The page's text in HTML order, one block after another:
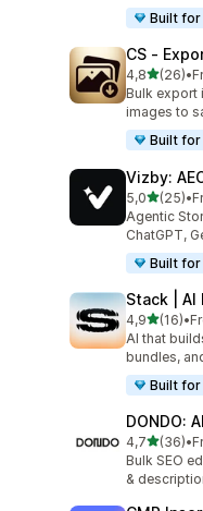
Built
CS ‑
4,85 yıldız
(26)
toplam 26•
Bulk export
images to
Built
Vizby:
5,05 yıldız
(25)
toplam 25•
Agentic
ChatGPT,
Built
Stack | AI
4,95 yıldız
(16)
toplam 16•
AI that
bundles,
Built
DONDO:
4,75 yıldız
(36)
toplam 36•
Bulk SEO
&